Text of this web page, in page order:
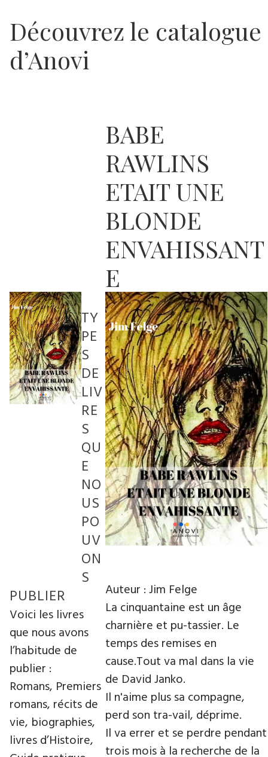
Découvrez le catalogue
d’Anovi
BABE
RAWLINS
ETAIT UNE
BLONDE
ENVAHISSANT
E
Auteur : Jim Felge
La cinquantaine est un âge
charnière et pu-tassier. Le
temps des remises en
cause.Tout va mal dans la vie
de David Janko.
Il n'aime plus sa compagne,
perd son tra-vail, déprime.
Il va errer et se perdre pendant
trois mois à la recherche de la
TY
PE
S
DE
LIV
RE
S
QU
E
NO
US
PO
UV
ON
S
PUBLIER
Voici les livres
que nous avons
l’habitude de
publier :
Romans, Premiers
romans, récits de
vie, biographies,
livres d’Histoire,